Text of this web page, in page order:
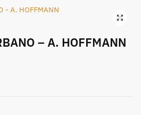
– A. HOFFMANN